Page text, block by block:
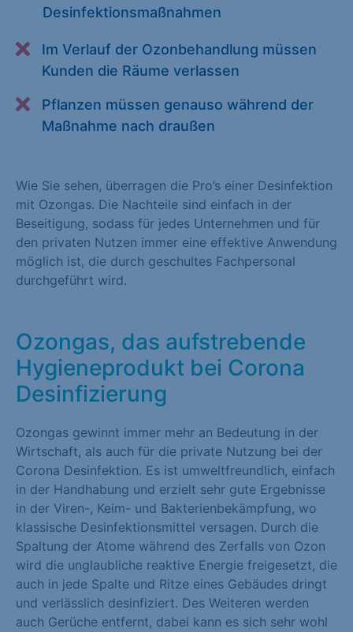
Desinfektionsmaßnahmen
Im Verlauf der Ozonbehandlung müssen
Kunden die Räume verlassen
Pflanzen müssen genauso während der
Maßnahme nach draußen
Wie Sie sehen, überragen die Pro’s einer Desinfektion
mit Ozongas. Die Nachteile sind einfach in der
Beseitigung, sodass für jedes Unternehmen und für
den privaten Nutzen immer eine effektive Anwendung
möglich ist, die durch geschultes Fachpersonal
durchgeführt wird.
Ozongas, das aufstrebende
Hygieneprodukt bei Corona
Desinfizierung
Ozongas gewinnt immer mehr an Bedeutung in der
Wirtschaft, als auch für die private Nutzung bei der
Corona Desinfektion. Es ist umweltfreundlich, einfach
in der Handhabung und erzielt sehr gute Ergebnisse
in der Viren-, Keim- und Bakterienbekämpfung, wo
klassische Desinfektionsmittel versagen. Durch die
Spaltung der Atome während des Zerfalls von Ozon
wird die unglaubliche reaktive Energie freigesetzt, die
auch in jede Spalte und Ritze eines Gebäudes dringt
und verlässlich desinfiziert. Des Weiteren werden
auch Gerüche entfernt, dabei kann es sich sehr wohl
Alle akzeptieren Speichern
Zurück
Essenzielle Cookies ermöglichen grundlegende Funktionen und
Statistiken (1)
Statistik Cookies erfassen Informationen anonym. Diese
Informationen helfen uns zu verstehen, wie unsere Besucher
unsere Website nutzen. Statistik Cookies erfassen Informationen
anonym. Diese Informationen helfen uns zu verstehen, wie
Cookie-Informationen anzeigen
Marketing (1)
Marketing-Cookies werden von Drittanbietern oder Publishern
dies, indem sie Besucher über Websites hinweg verfolgen.
Cookie-Informationen anzeigen
Externe Medien (1)
Inhalte von Videoplattformen und Social-Media-Plattformen
werden standardmäßig blockiert. Wenn Cookies von externen
Medien akzeptiert werden, bedarf der Zugriff auf diese Inhalte
keiner manuellen Einwilligung mehr.
Cookie-Informationen anzeigen